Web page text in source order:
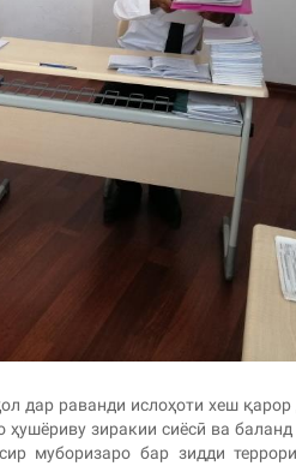
дар раванди ислоҳоти хеш
ҳушёриву зиракии сиёсӣ ва
муборизаро бар зидди